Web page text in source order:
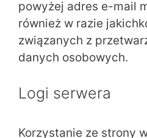
powyżej adres e-mail
również w razie
związanych z
danych osobowych.
Logi serwera
Korzystanie ze strony